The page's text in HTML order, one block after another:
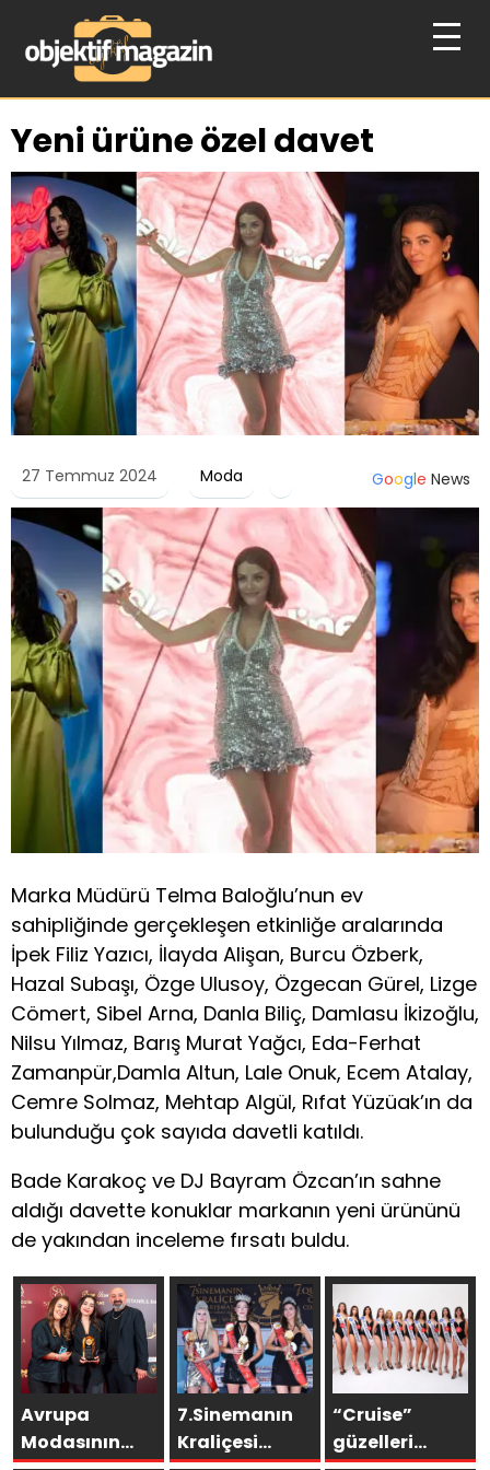
Yeni ürüne özel davet
27 Temmuz 2024 Moda Google News
Marka Müdürü Telma Baloğlu’nun ev
sahipliğinde gerçekleşen etkinliğe aralarında
İpek Filiz Yazıcı, İlayda Alişan, Burcu Özberk,
Hazal Subaşı, Özge Ulusoy, Özgecan Gürel, Lizge
Cömert, Sibel Arna, Danla Biliç, Damlasu İkizoğlu,
Nilsu Yılmaz, Barış Murat Yağcı, Eda-Ferhat
Zamanpür,Damla Altun, Lale Onuk, Ecem Atalay,
Cemre Solmaz, Mehtap Algül, Rıfat Yüzüak’ın da
bulunduğu çok sayıda davetli katıldı.
Bade Karakoç ve DJ Bayram Özcan’ın sahne
aldığı davette konuklar markanın yeni ürününü
de yakından inceleme fırsatı buldu.
Avrupa
Modasının
7.Sinemanın
Kraliçesi
“Cruise”
güzelleri